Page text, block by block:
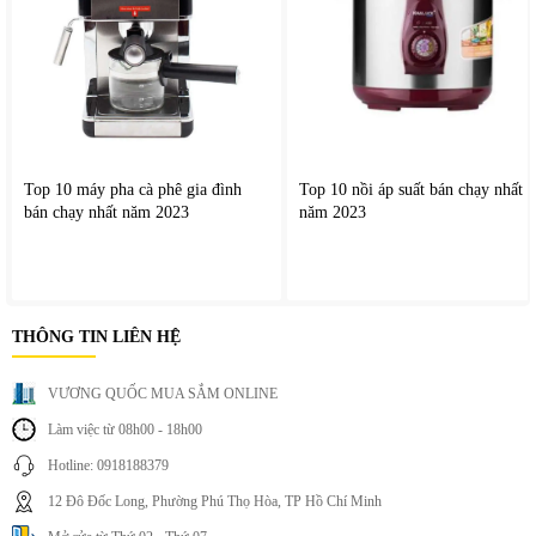
Sleep Mode tự động điều chỉnh nhiệt độ phù hợp trong
suốt quá trình nghỉ ngơi, tránh tình trạng quá lạnh vào ban
đêm và hỗ trợ tiết kiệm điện năng hiệu quả.
Top 10 máy pha cà phê gia đình
bán chạy nhất năm 2023
Top 10 nồi áp suất bán chạy nhất
năm 2023
THÔNG TIN LIÊN HỆ
VƯƠNG QUỐC MUA SẮM ONLINE
Làm việc từ 08h00 - 18h00
Hotline: 0918188379
12 Đô Đốc Long, Phường Phú Thọ Hòa, TP Hồ Chí Minh